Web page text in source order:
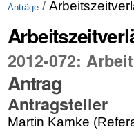
Anträge /
2012-072:
Antrag
Antragsteller
Martin Kamke